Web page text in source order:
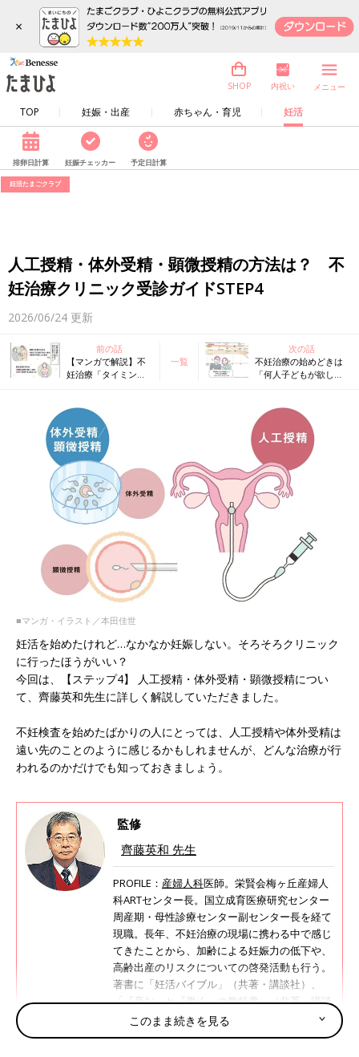
×
TOP 妊娠・出産 赤ちゃん・育児 妊活
SHOP 内祝い メニュー
排卵日計算 妊娠チェッカー 予定日計算
妊活たまごクラブ
人工授精・体外受精・顕微授精の方法は？ 不
妊治療クリニック受診ガイドSTEP4
2026/06/24 更新
前の話
【マンガで解説】不
妊治療「タイミング
治療クリニック受診
ガイドSTEP3
一覧
次の話
不妊治療の始めどきは
「何人子どもが欲しい
■マンガ・イラスト／本田佳世
妊活を始めたけれど…なかなか妊娠しない。そろそろクリニック
に行ったほうがいい？
今回は、【ステップ4】 人工授精・体外受精・顕微授精につい
て、齊藤英和先生に詳しく解説していただきました。
不妊検査を始めたばかりの人にとっては、人工授精や体外受精は
遠い先のことのように感じるかもしれませんが、どんな治療が行
われるのかだけでも知っておきましょう。
監修
齊藤英和 先生
PROFILE： 産婦人科医師。栄賢会梅ヶ丘産婦人
科ARTセンター長。国立成育医療研究センター
周産期・母性診療センター副センター長を経て
現職。長年、不妊治療の現場に携わる中で感じ
てきたことから、加齢による妊娠力の低下や、
高齢出産のリスクについての啓発活動も行う。
著書に「妊活バイブル」（共著・講談社）、
「『産む』と『働く』の教科書」（共著・講談
社）など。
このまま続きを見る